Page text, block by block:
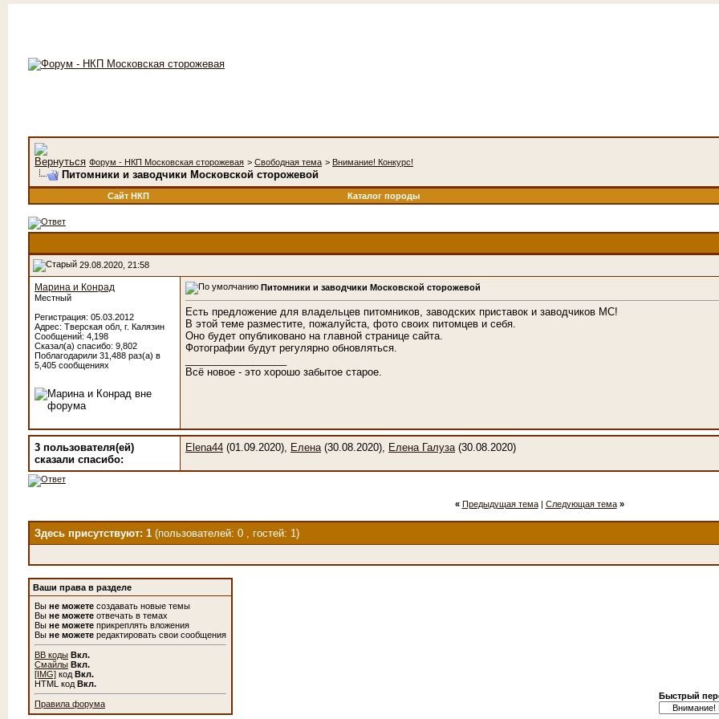
Форум - НКП Московская сторожевая > Свободная тема > Внимание! Конкурс!
Питомники и заводчики Московской сторожевой
Сайт НКП Каталог породы
29.08.2020, 21:58
Марина и Конрад
Местный
Регистрация: 05.03.2012
Адрес: Тверская обл, г. Калязин
Сообщений: 4,198
Сказал(а) спасибо: 9,802
Поблагодарили 31,488 раз(а) в
5,405 сообщениях
Питомники и заводчики Московской сторожевой
Есть предложение для владельцев питомников, заводских приставок и заводчиков МС!
В этой теме разместите, пожалуйста, фото своих питомцев и себя.
Оно будет опубликовано на главной странице сайта.
Фотографии будут регулярно обновляться.
Всё новое - это хорошо забытое старое.
3 пользователя(ей)
сказали cпасибо:
Elena44 (01.09.2020), Елена(30.08.2020), Елена Галуза(30.08.2020)
« Предыдущая тема| Следующая тема »
Здесь присутствуют: 1 (пользователей: 0 , гостей: 1)
Ваши права в разделе
Вы не можете создавать новые темы
Вы не можете отвечать в темах
Вы не можете прикреплять вложения
Вы не можете редактировать свои сообщения
BB коды Вкл.
Смайлы Вкл.
[IMG] код Вкл.
HTML код Вкл.
Правила форума
Быстрый